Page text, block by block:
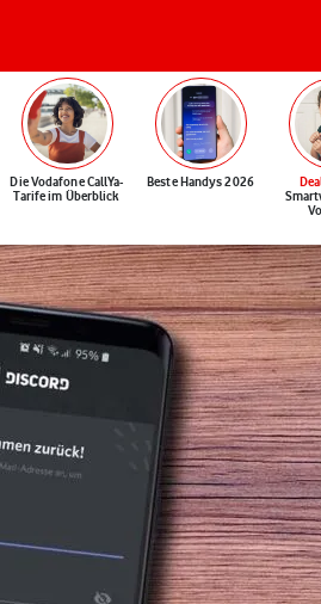
Die Vodafone CallYa-
Tarife im Überblick
Beste Handys 2026